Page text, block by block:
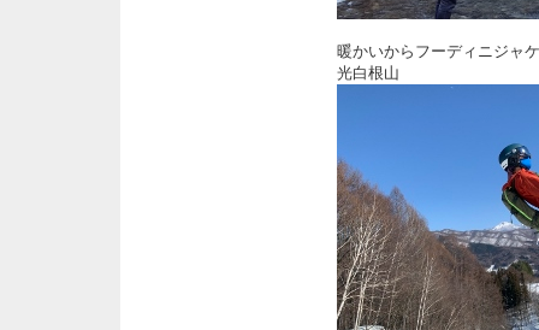
暖かいからフーディニジャ
光白根山